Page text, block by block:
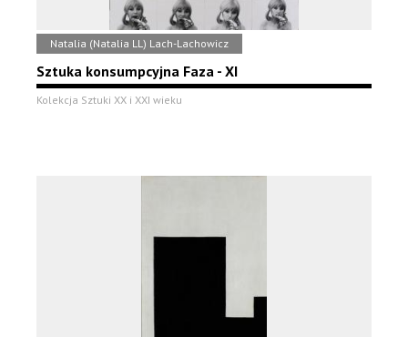
Natalia (Natalia LL) Lach-Lachowicz
Sztuka konsumpcyjna Faza - XI
Kolekcja Sztuki XX i XXI wieku